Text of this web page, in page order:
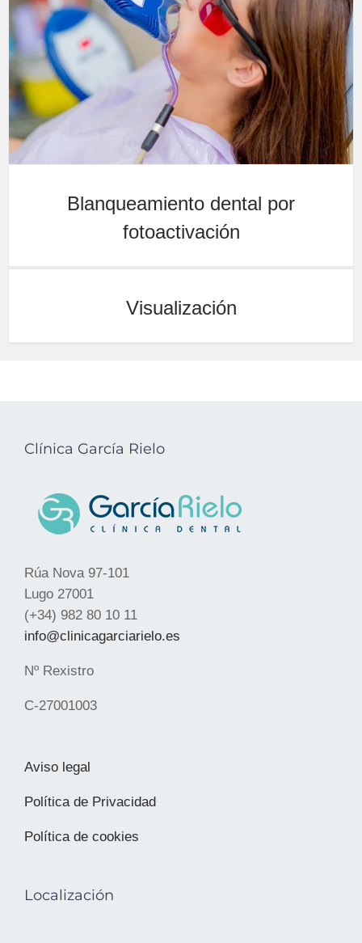
Blanqueamiento dental por
fotoactivación
Visualización
Clínica García Rielo
Rúa Nova 97-101
Lugo 27001
(+34) 982 80 10 11
info@clinicagarciarielo.es
Nº Rexistro
C-27001003
Aviso legal
Política de Privacidad
Política de cookies
Localización